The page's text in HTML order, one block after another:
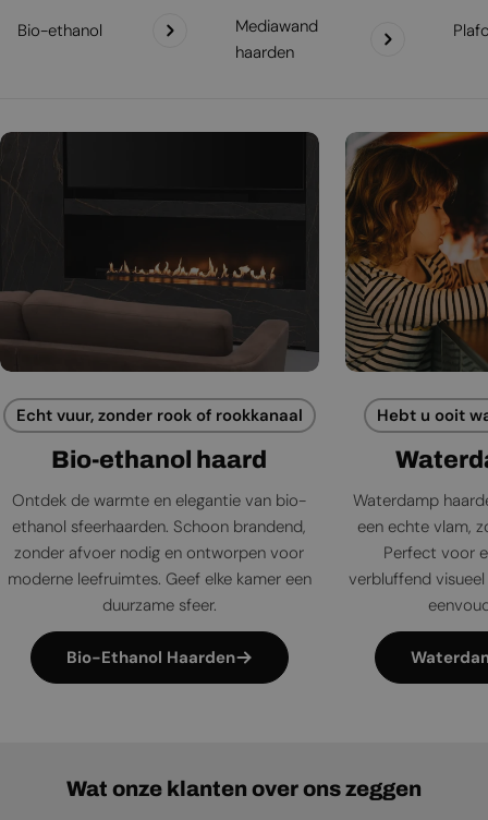
Bio-ethanol
Mediawand
haarden
Echt vuur, zonder rook of rookkanaal
Bio-ethanol haard
Ontdek de warmte en elegantie van bio-
ethanol sfeerhaarden. Schoon brandend,
zonder afvoer nodig en ontworpen voor
moderne leefruimtes. Geef elke kamer een
duurzame sfeer.
Bio-Ethanol Haarden
Hebt u ooit
Waterdamp
een echte vlam,
Perfect voor
verbluffend
Wat onze klanten over ons zeggen